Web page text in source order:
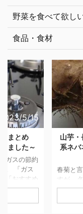
野菜を食べて欲し
食品・食材
5/15
識まとめ
ました～
ガスの節約
。 「ガス
「おすすめ
どもご紹介
山芋
系ネ
春菊と
すが…
年間を
す。 鍋